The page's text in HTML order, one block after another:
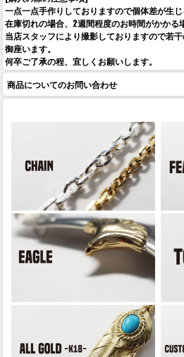
一点一点手作りしておりますので個体差が生じ
在庫切れの場合、2週間程度のお時間がかかる
当店スタッフにより撮影しておりますので若
御座います。
何卒ご了承の程、宜しくお願いします。
商品についてのお問い合わせ